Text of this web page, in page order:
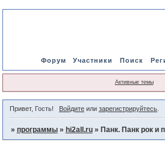
Форум Участники Поиск
Активные темы
Привет, Гость! Войдитеили зарегистрируйтесь.
» программы » hi2all.ru » Панк. Панк рок и